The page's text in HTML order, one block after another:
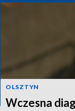
OLSZTYN
Wczesna